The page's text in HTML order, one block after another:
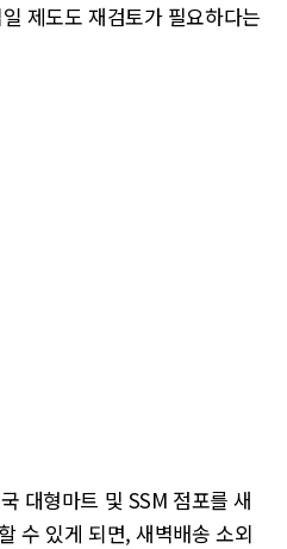
제도도 재검토가 필요하다는
대형마트 및 SSM 점포를 새
수 있게 되면, 새벽배송 소외